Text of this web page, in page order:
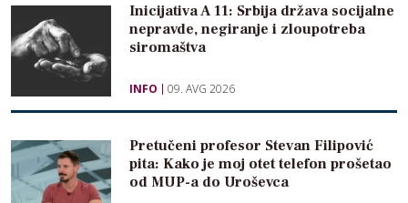
Inicijativa A 11: Srbija država socijalne
nepravde, negiranje i zloupotreba
siromaštva
INFO 09. AVG 2026
Pretučeni profesor Stevan Filipović
pita: Kako je moj otet telefon prošetao
od MUP-a do Uroševca